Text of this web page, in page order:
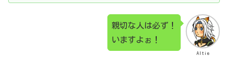
Altie
親切な人は必ず！
いますよぉ！